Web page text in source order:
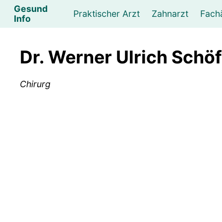
Gesund
Info
Praktischer Arzt Zahnarzt
Dr. Werner Ulrich
Chirurg